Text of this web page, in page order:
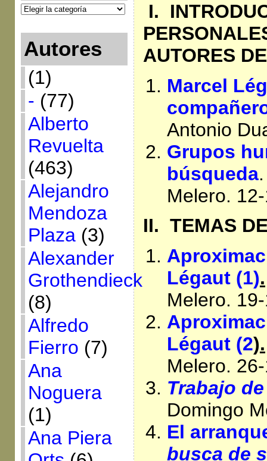
Autores
(1)
- (77)
Alberto
Revuelta
(463)
Alejandro
Mendoza
Plaza(3)
Alexander
Grothendieck
(8)
Alfredo
Fierro (7)
Ana
Noguera
(1)
Ana Piera
I.
AUTORES
Marcel
Antonio
Grupos
búsqueda
Melero.
II. TEMAS
Légaut (1).
Melero.
Légaut (2).
Melero.
Trabajo
Domingo
El
busca de